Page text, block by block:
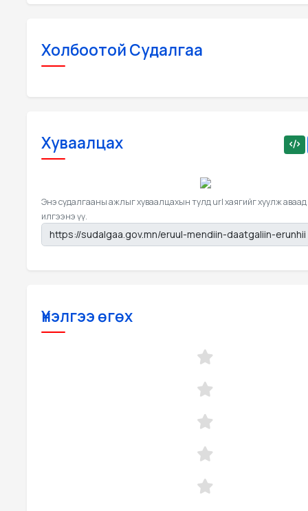
Холбоотой Судалгаа
Хуваалцах
Энэ судалгааны ажлыг хуваалцахын тулд url хаягийг хуулж аваад
илгээнэ үү.
Үнэлгээ өгөх